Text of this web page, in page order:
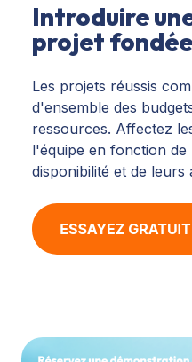
Introduire
projet
Les projets réussis
d'ensemble des
ressources. Affectez
l'équipe en fonction
disponibilité et de leurs